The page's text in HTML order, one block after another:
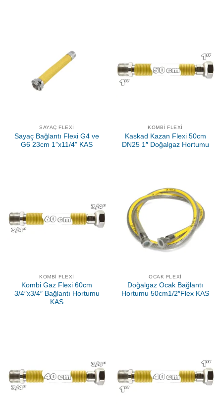
SAYAÇ FLEXI
Sayaç Bağlantı Flexi G4 ve
G6 23cm 1”x11/4” KAS
KOMBI FLEXI
Kaskad Kazan Flexi 50cm
DN25 1″ Doğalgaz Hortumu
KOMBI FLEXI
Kombi Gaz Flexi 60cm
3/4″x3/4″ Bağlantı Hortumu
KAS
OCAK FLEXI
Doğalgaz Ocak Bağlantı
Hortumu 50cm1/2″Flex KAS